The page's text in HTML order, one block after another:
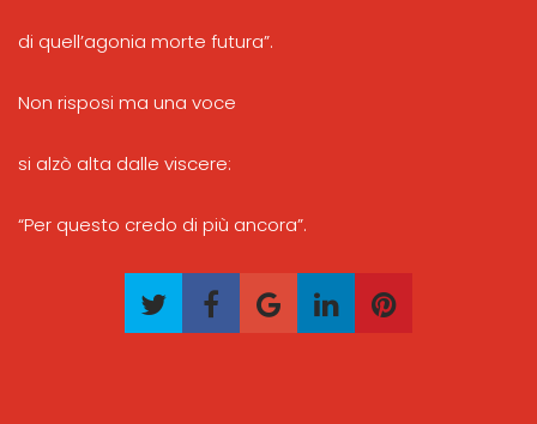
di quell’agonia morte futura”.
Non risposi ma una voce
si alzò alta dalle viscere:
“Per questo credo di più ancora”.